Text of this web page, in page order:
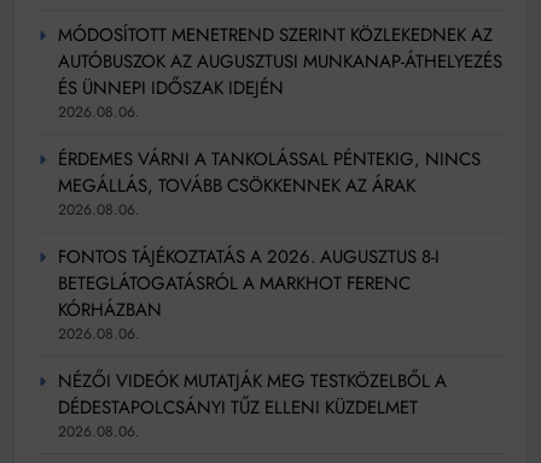
MÓDOSÍTOTT MENETREND SZERINT KÖZLEKEDNEK AZ
AUTÓBUSZOK AZ AUGUSZTUSI MUNKANAP-ÁTHELYEZÉS
ÉS ÜNNEPI IDŐSZAK IDEJÉN
2026.08.06.
ÉRDEMES VÁRNI A TANKOLÁSSAL PÉNTEKIG, NINCS
MEGÁLLÁS, TOVÁBB CSÖKKENNEK AZ ÁRAK
2026.08.06.
FONTOS TÁJÉKOZTATÁS A 2026. AUGUSZTUS 8-I
BETEGLÁTOGATÁSRÓL A MARKHOT FERENC
KÓRHÁZBAN
2026.08.06.
NÉZŐI VIDEÓK MUTATJÁK MEG TESTKÖZELBŐL A
DÉDESTAPOLCSÁNYI TŰZ ELLENI KÜZDELMET
2026.08.06.